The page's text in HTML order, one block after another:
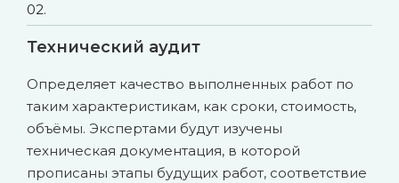
02.
Технический аудит
Определяет качество выполненных работ по
таким характеристикам, как сроки, стоимость,
объёмы. Экспертами будут изучены
техническая документация, в которой
прописаны этапы будущих работ, соответствие